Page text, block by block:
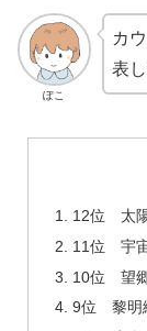
ぽこ
カ
表
12位 太
11位 宇
10位 望
9位 黎明